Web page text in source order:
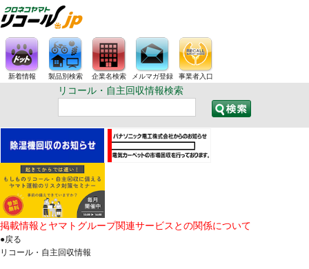
新着情報 製品別検索 企業名検索 メルマガ登録 事業者入口
リコール・自主回収情報検索
掲載情報とヤマトグループ関連サービスとの関係について
●戻る
リコール・自主回収情報